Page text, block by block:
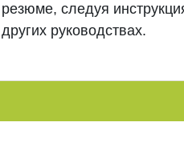
резюме, следуя
других руководствах.